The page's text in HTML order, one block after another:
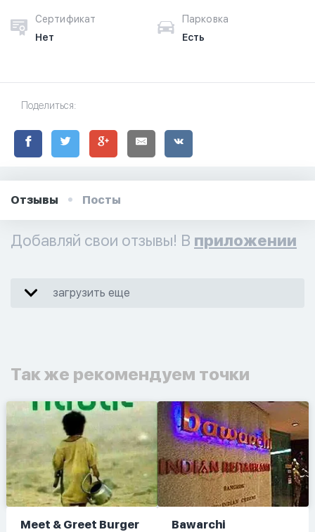
Сертификат
Нет
Парковка
Есть
Поделиться:
Отзывы Посты
Добавляй свои отзывы! В приложении
загрузить еще
Так же рекомендуем точки
Meet & Greet Burger Bawarchi